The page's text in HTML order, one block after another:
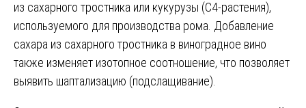
из сахарного тростника или кукурузы (С4-растения),
используемого для производства рома. Добавление
сахара из сахарного тростника в виноградное вино
также изменяет изотопное соотношение, что позволяет
выявить шаптализацию (подслащивание).